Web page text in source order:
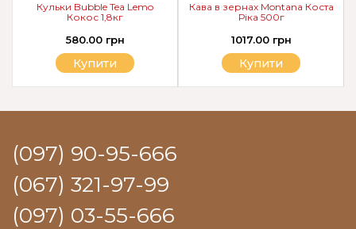
Кава в зернах Montana Коста
Ріка 500г
1017.00 грн
Купити
Кульки Bubble Tea Lemo
Кокос 1,8кг
580.00 грн
Купити
(097) 90-95-666
(067) 321-97-99
(097) 03-55-666